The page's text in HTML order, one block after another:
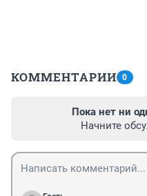
КОММЕНТАРИИ 0
Пока нет ни
Начните